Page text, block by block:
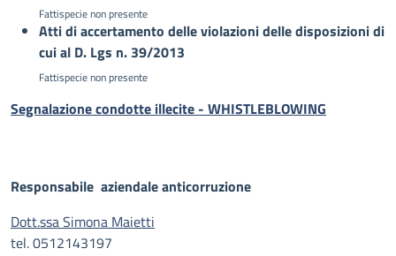
Fattispecie non presente
Atti di accertamento delle violazioni delle disposizioni di
cui al D. Lgs n. 39/2013
Fattispecie non presente
Segnalazione condotte illecite - WHISTLEBLOWING
Responsabile aziendale anticorruzione
Dott.ssa Simona Maietti
tel. 0512143197